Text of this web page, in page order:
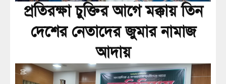
প্রতিরক্ষা চুক্তির আগে মক্কায় তিন
দেশের নেতাদের জুমার নামাজ
আদায়